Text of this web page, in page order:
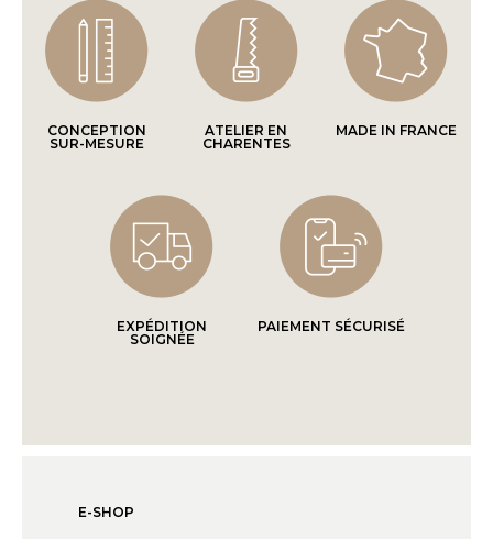
CONCEPTION
SUR-MESURE
ATELIER EN
CHARENTES
MADE IN FRANCE
EXPÉDITION
SOIGNÉE
PAIEMENT SÉCURISÉ
E-SHOP